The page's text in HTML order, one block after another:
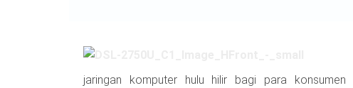
jaringan komputer hulu hilir bagi para